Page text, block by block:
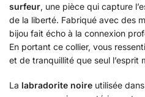
surfeur, une pièce qui capture
de la liberté. Fabriqué avec des
bijou fait écho à la connexion
En portant ce collier, vous
et de tranquillité que seul l’esprit
La labradorite noire utilisée